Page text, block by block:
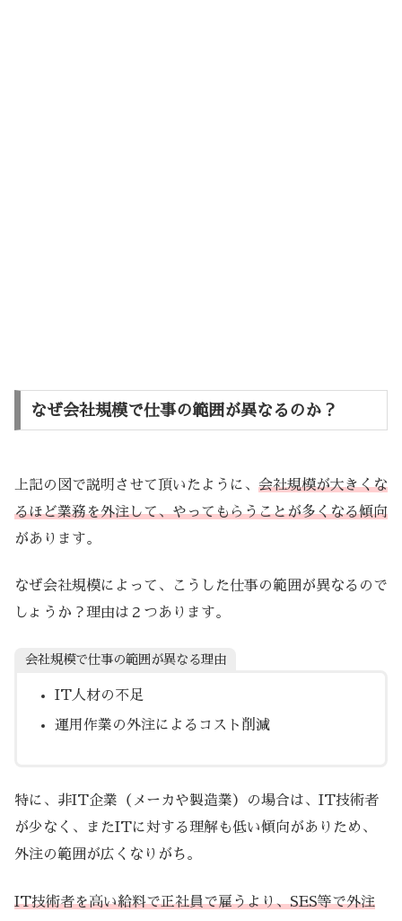
なぜ会社規模で仕事の範囲が異なるのか？
上記の図で説明させて頂いたように、 会社規模が大きくな
るほど業務を外注して、やってもらうことが多くなる傾向
があります。
なぜ会社規模によって、こうした仕事の範囲が異なるので
しょうか？理由は２つあります。
会社規模で仕事の範囲が異なる理由
IT人材の不足
運用作業の外注によるコスト削減
特に、非IT企業（メーカや製造業）の場合は、IT技術者
が少なく、またITに対する理解も低い傾向がありため、
外注の範囲が広くなりがち。
IT技術者を高い給料で正社員で雇うより、SES等で外注